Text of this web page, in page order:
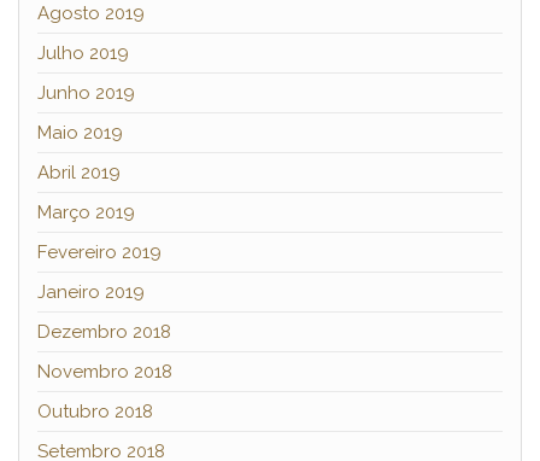
Agosto 2019
Julho 2019
Junho 2019
Maio 2019
Abril 2019
Março 2019
Fevereiro 2019
Janeiro 2019
Dezembro 2018
Novembro 2018
Outubro 2018
Setembro 2018